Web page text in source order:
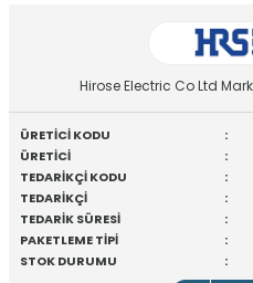
Hirose Electric Co Ltd
ÜRETİCİ KODU :
ÜRETİCİ :
TEDARİKÇİ KODU :
TEDARİKÇİ :
TEDARİK SÜRESİ :
PAKETLEME TİPİ :
STOK DURUMU :